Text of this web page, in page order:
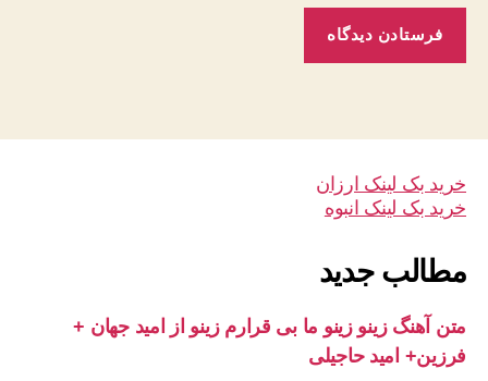
خرید بک لینک ارزان
خرید بک لینک انبوه
مطالب جدید
متن آهنگ زینو زینو ما بی قرارم زینو از امید جهان +
فرزین+ امید حاجیلی